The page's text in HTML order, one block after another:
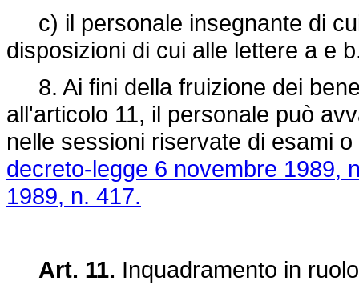
c) il personale insegnante di
disposizioni di cui alle lettere a e
8. Ai fini della fruizione dei
all'articolo 11, il personale può
nelle sessioni riservate di esami
decreto-legge 6 novembre 1989,
1989, n. 417.
Art. 11. Inquadramento in